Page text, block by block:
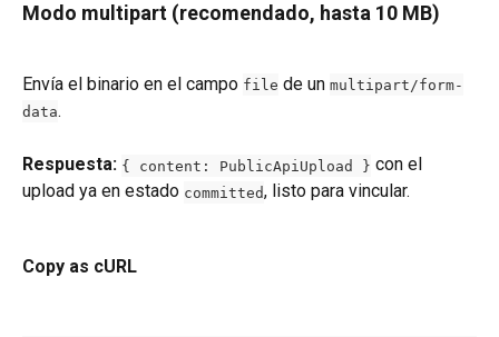
Modo multipart (recomendado, hasta 10 MB)
Envía el binario en el campo file de un multipart/form-
data.
Respuesta: { content: PublicApiUpload } con el
upload ya en estado committed, listo para vincular.
Copy as cURL